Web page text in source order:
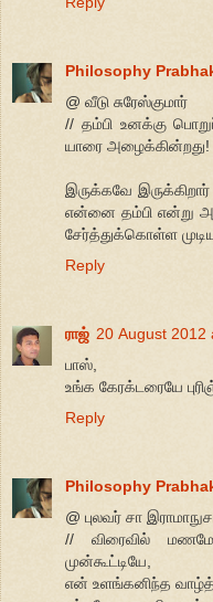
Philosophy
@ வீடு சுரேஸ்குமார்
// தம்பி உனக்கு
யாரை அழைக்கின்றது!
இருக்கவே
என்னை தம்பி என்று
சேர்த்துக்கொள்ள
Reply
ராஜ் 20 August 2012
பாஸ்,
உங்க கேரக்டரையே
Reply
Philosophy
@ புலவர் சா
// விரைவில்
முன்கூட்டியே,
என் உளங்கனிந்த